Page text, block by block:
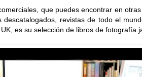
que puedes encontrar en
descatalogados, revistas de todo el
es su selección de libros de fotografía